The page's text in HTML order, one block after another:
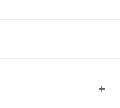
ジナルブ
+